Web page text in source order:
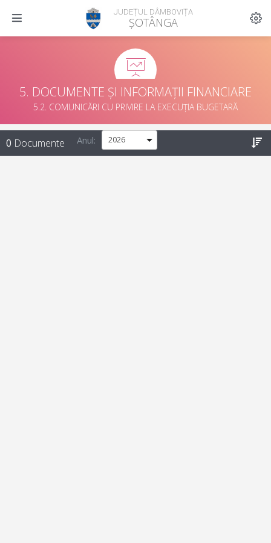
JUDEȚUL DÂMBOVIȚA
ȘOTÂNGA
5. DOCUMENTE ȘI INFORMAȚII FINANCIARE
5.2. COMUNICĂRI CU PRIVIRE LA EXECUȚIA BUGETARĂ
0 Documente Anul: